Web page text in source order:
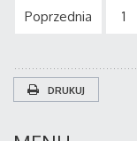
Poprzednia 1
DRUKUJ